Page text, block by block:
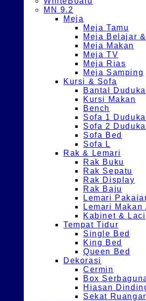
MN 9.2
Meja
Meja Tamu
Meja Belajar
Meja Makan
Meja TV
Meja Rias
Meja Samping
Kursi & Sofa
Bantal
Kursi Makan
Bench
Sofa 1
Sofa 2
Sofa Bed
Sofa L
Rak & Lemari
Rak Buku
Rak Sepatu
Rak Display
Rak Baju
Lemari
Lemari Makan
Kabinet & Laci
Tempat Tidur
Single Bed
King Bed
Queen Bed
Dekorasi
Cermin
Box
Hiasan
Sekat